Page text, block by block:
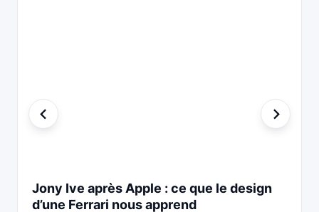
Jony Ive après Apple : ce que le design
d’une Ferrari nous apprend